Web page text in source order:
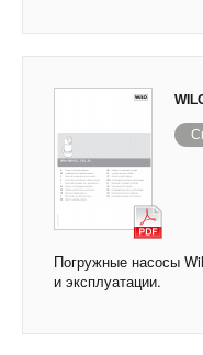
Погружные насосы
и эксплуатации.